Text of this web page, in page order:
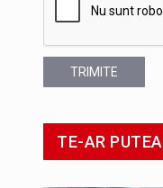
TRIMITE
TE-AR